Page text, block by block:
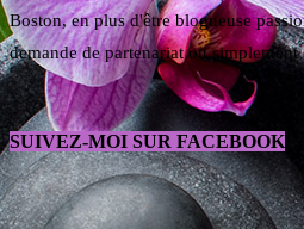
Boston, en plus d'être blogueuse
demande de partenariat ou
SUIVEZ-MOI SUR FACEBOOK